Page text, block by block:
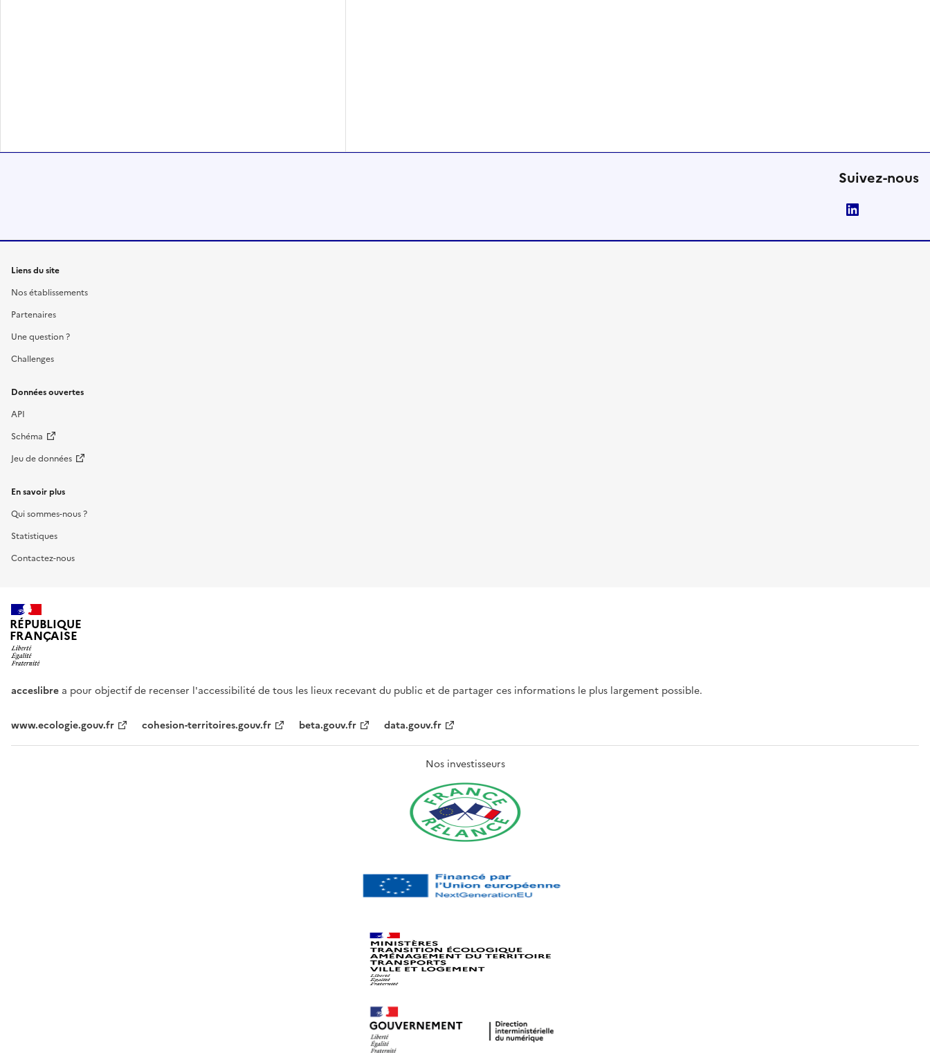
Suivez-nous
Liens du site
Nos établissements
Partenaires
Une question ?
Challenges
Données ouvertes
API
Schéma
Jeu de données
En savoir plus
Qui sommes-nous ?
Statistiques
Contactez-nous
RÉPUBLIQUE
FRANÇAISE
acceslibre a pour objectif de recenser l'accessibilité de tous les lieux recevant du public et de partager ces informations le plus largement possible.
www.ecologie.gouv.fr cohesion-territoires.gouv.fr beta.gouv.fr data.gouv.fr
Nos investisseurs